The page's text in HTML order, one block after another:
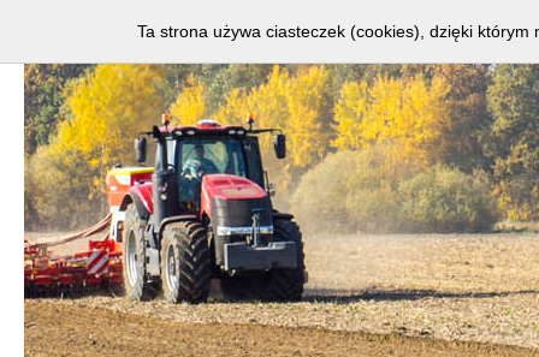
Ta strona używa ciasteczek (cookies), dzięki którym